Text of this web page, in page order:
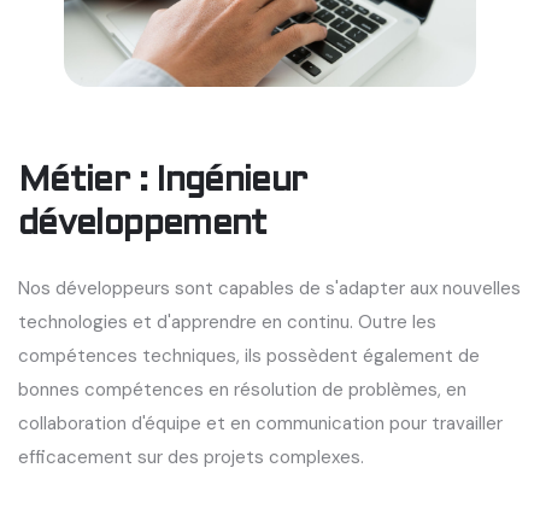
Métier : Ingénieur
développement
Nos développeurs sont capables de s'adapter aux nouvelles
technologies et d'apprendre en continu. Outre les
compétences techniques, ils possèdent également de
bonnes compétences en résolution de problèmes, en
collaboration d'équipe et en communication pour travailler
efficacement sur des projets complexes.